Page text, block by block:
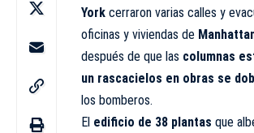
York cerraron varias calles y
oficinas y viviendas de
después de que las columnas
un rascacielos en obras se
los bomberos.
El edificio de 38 plantas que